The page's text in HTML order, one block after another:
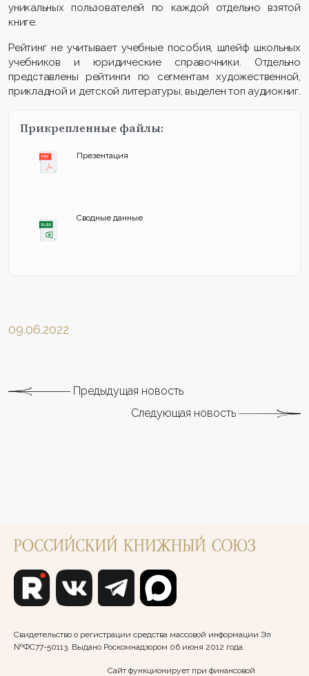
уникальных пользователей по каждой отдельно взятой
книге.
Рейтинг не учитывает учебные пособия, шлейф школьных
учебников и юридические справочники. Отдельно
представлены рейтинги по сегментам художественной,
прикладной и детской литературы, выделен топ аудиокниг.
Прикрепленные файлы:
Презентация
Сводные данные
09.06.2022
Предыдущая новость
Следующая новость
Свидетельство о регистрации средства массовой информации Эл
№ФС77-50113. Выдано Роскомнадзором 06 июня 2012 года.
Сайт функционирует при финансовой